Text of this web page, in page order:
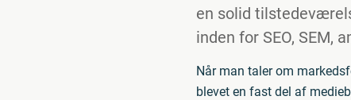
en solid
inden for SEO, SEM,
Når man taler om
blevet en fast del af